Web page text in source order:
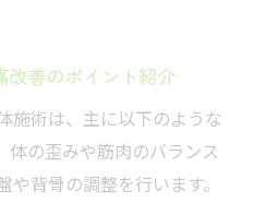
改善のポイント紹介
施術は、主に以下のような
体の歪みや筋肉のバランス
背骨の調整を行います。